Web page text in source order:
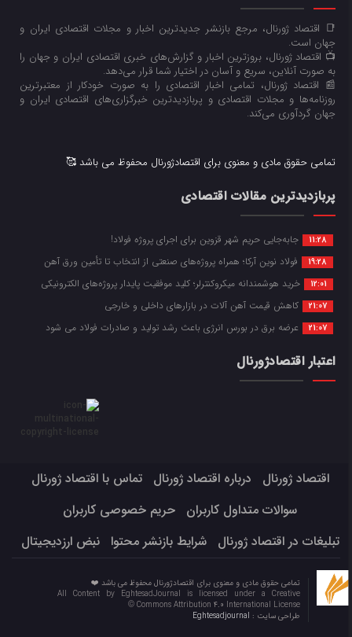
📑 اقتصاد ژورنال، مرجع بازنشر جدیدترین اخبار و مجلات اقتصادی ایران و
جهان است.
📺 اقتصاد ژورنال، بروزترین اخبار و گزارش‌های خبری اقتصادی ایران و جهان را
به صورت آنلاین، سریع و آسان در اختیار شما قرار می‌‌دهد.
📰 اقتصاد ژورنال، تمامی اخبار اقتصادی را به صورت خودکار از معتبرترین
روزنامه‌ها و مجلات اقتصادی و پربازدیدترین خبرگزاری‌های اقتصادی ایران و
جهان گردآوری می‌کند.
تمامی حقوق مادی و معنوی برای اقتصادژورنال محفوظ می باشد 🥰
پربازدیدترین مقالات اقتصادی
11:28 جابه‌جایی حریم شهر قزوین برای اجرای پروژه فولاد!
19:28 فولاد نوین آرکا؛ همراه پروژه‌های صنعتی از انتخاب تا تأمین ورق آهن
12:01 خرید هوشمندانه میکروکنترلر؛ کلید موفقیت پایدار پروژه‌های الکترونیکی
21:07 کاهش قیمت آهن آلات در بازارهای داخلی و خارجی
21:07 عرضه برق در بورس انرژی باعث رشد تولید و صادرات فولاد می شود
اعتبار اقتصادژورنال
اقتصاد ژورنال درباره اقتصاد ژورنال
تماس با اقتصاد ژورنال
سوالات متداول کاربران
حریم خصوصی کاربران
تبلیغات در اقتصاد ژورنال
شرایط بازنشر محتوا نبض ارزدیجیتال
تمامی حقوق مادی و معنوی برای اقتصادژورنال محفوظ می باشد ❤️
All Content by EghtesadJournal is licensed under a Creative
Commons Attribution 4.0 International License ©️
طراحی سایت :